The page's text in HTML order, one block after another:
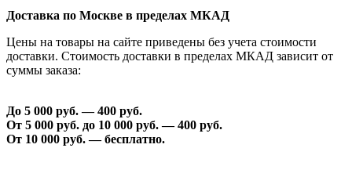
Доставка по Москве в пределах МКАД
Цены на товары на сайте приведены без учета стоимости
доставки. Стоимость доставки в пределах МКАД зависит от
суммы заказа:
До 5 000 руб. —400 руб.
От 5 000 руб. до 10 000 руб. —400 руб.
От 10 000 руб. — бесплатно.